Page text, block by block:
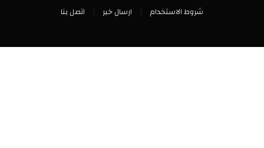
شروط الاستخدام
ارسال خبر اتصل بنا